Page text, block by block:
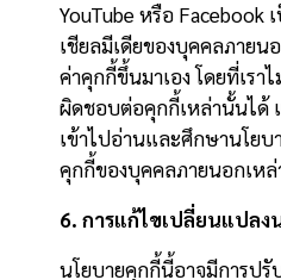
YouTube หรือ Facebook
เชียลมีเดียของบุคคลภาย
ค่าคุกกี้ขึ้นมาเอง โดยที่เรา
ผิดชอบต่อคุกกี้เหล่านั้นได้
เข้าไปอ่านและศึกษานโยบ
คุกกี้ของบุคคลภายนอกเห
6. การแก้ไขเปลี่ยนแปลง
นโยบายคุกกี้นี้อาจมีการปรั